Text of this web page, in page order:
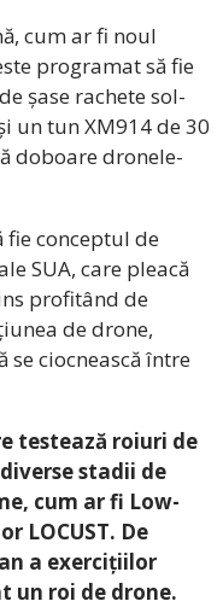
cum ar fi noul
programat să fie
șase rachete sol-
un tun XM914 de 30
doboare dronele-
fie conceptul de
SUA, care pleacă
profitând de
de drone,
se ciocnească între
testează roiuri de
stadii de
cum ar fi Low-
LOCUST. De
a exercițiilor
un roi de drone.